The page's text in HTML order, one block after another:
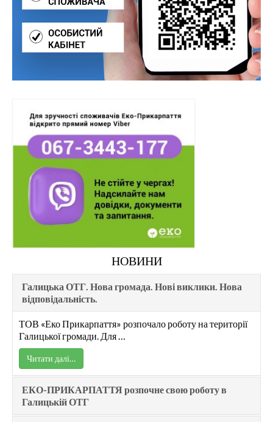
НОВИНИ
Галицька ОТГ. Нова громада. Нові виклики. Нова
відповідальність.
ТОВ «Еко Прикарпаття» розпочало роботу на території
Галицької громади. Для …
Читати далі…
ЕКО-ПРИКАРПАТТЯ розпочне свою роботу в
Галицькій ОТГ